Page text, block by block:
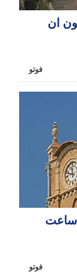
ان
فوتو
ساعت
فوتو